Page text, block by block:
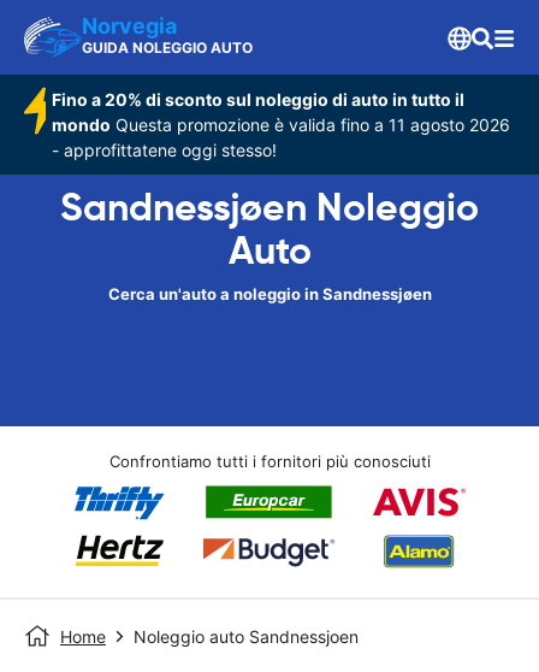
Norvegia
GUIDA NOLEGGIO AUTO
Fino a 20% di sconto sul noleggio di auto in tutto il
mondo Questa promozione è valida fino a 11 agosto 2026
- approfittatene oggi stesso!
Sandnessjøen Noleggio
Auto
Cerca un'auto a noleggio in Sandnessjøen
Confrontiamo tutti i fornitori più conosciuti
Home Noleggio auto Sandnessjoen